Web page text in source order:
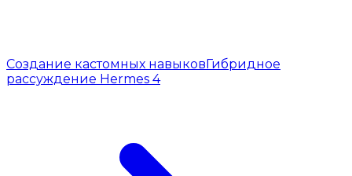
Создание кастомных навыковГибридное
рассуждение Hermes 4